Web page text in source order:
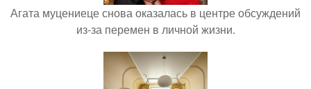
Агата муцениеце снова оказалась в центре обсуждений
из-за перемен в личной жизни.